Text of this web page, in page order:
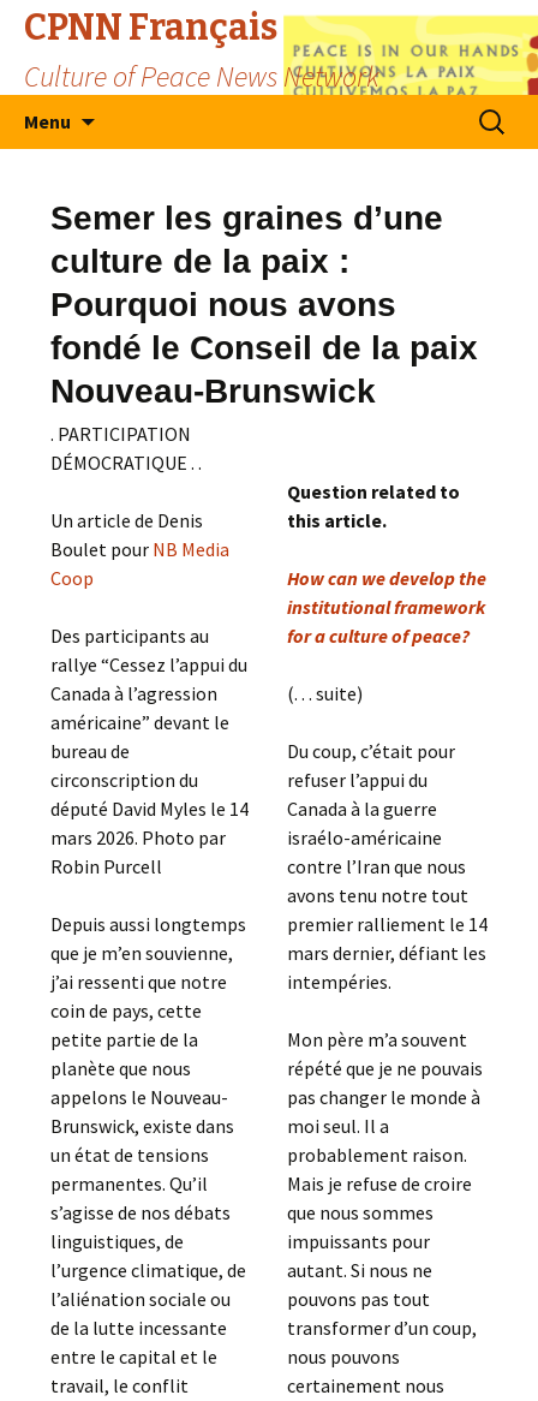
CPNN Français
Culture of Peace News Network
Menu
Search
for:
Semer les graines d’une
culture de la paix :
Pourquoi nous avons
fondé le Conseil de la paix
Nouveau-Brunswick
. PARTICIPATION
DÉMOCRATIQUE . .
Un article de Denis
Boulet pour NB Media
Coop
Des participants au
rallye “Cessez l’appui du
Canada à l’agression
américaine” devant le
bureau de
circonscription du
député David Myles le 14
mars 2026. Photo par
Robin Purcell
Depuis aussi longtemps
que je m’en souvienne,
j’ai ressenti que notre
coin de pays, cette
petite partie de la
planète que nous
appelons le Nouveau-
Brunswick, existe dans
un état de tensions
permanentes. Qu’il
s’agisse de nos débats
linguistiques, de
l’urgence climatique, de
l’aliénation sociale ou
de la lutte incessante
entre le capital et le
travail, le conflit
Question related to
this article.
How can we develop the
institutional framework
for a culture of peace?
(. . . suite)
Du coup, c’était pour
refuser l’appui du
Canada à la guerre
israélo-américaine
contre l’Iran que nous
avons tenu notre tout
premier ralliement le 14
mars dernier, défiant les
intempéries.
Mon père m’a souvent
répété que je ne pouvais
pas changer le monde à
moi seul. Il a
probablement raison.
Mais je refuse de croire
que nous sommes
impuissants pour
autant. Si nous ne
pouvons pas tout
transformer d’un coup,
nous pouvons
certainement nous